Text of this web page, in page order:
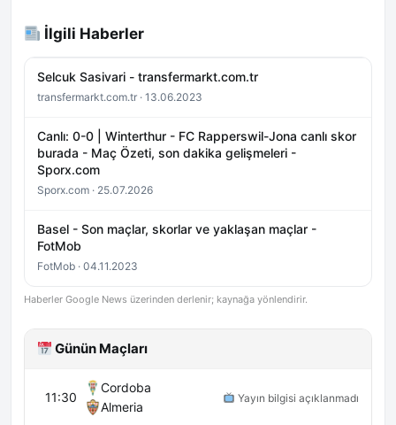
İlgili Haberler
Selcuk Sasivari - transfermarkt.com.tr
transfermarkt.com.tr · 13.06.2023
Canlı: 0-0 | Winterthur - FC Rapperswil-Jona canlı skor
burada - Maç Özeti, son dakika gelişmeleri -
Sporx.com
Sporx.com · 25.07.2026
Basel - Son maçlar, skorlar ve yaklaşan maçlar -
FotMob
FotMob · 04.11.2023
Haberler Google News üzerinden derlenir; kaynağa yönlendirir.
Günün Maçları
11:30
Cordoba
Almeria
Yayın bilgisi açıklanmadı